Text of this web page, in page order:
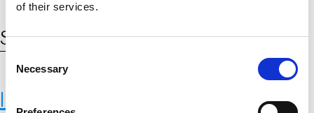
of their services.
C
Necessary
Schlagwort:Iris Fegerl
Iris Fegerl – Die Anatomin